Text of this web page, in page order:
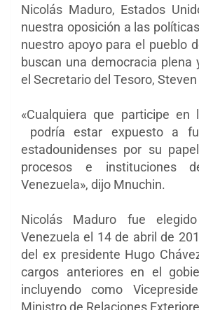
Nicolás Maduro, Estados
nuestra oposición a las
nuestro apoyo para el pueblo
buscan una democracia plena
el Secretario del Tesoro,
«Cualquiera que participe en
podría estar expuesto a
estadounidenses por su
procesos e instituciones
Venezuela», dijo Mnuchin.
Nicolás Maduro fue
Venezuela el 14 de abril de
del ex presidente Hugo
cargos anteriores en el
incluyendo como
Ministro de Relaciones